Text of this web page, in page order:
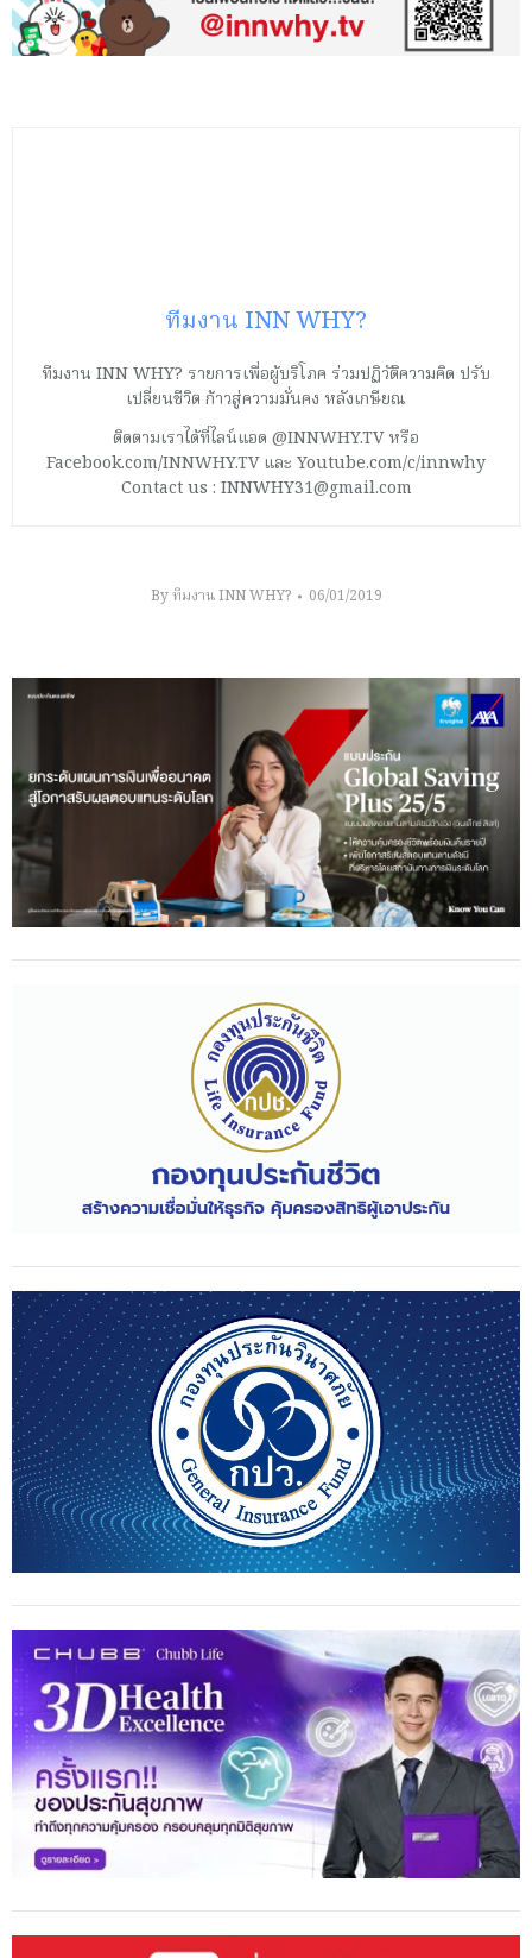
ทีมงาน INN WHY?
ทีมงาน INN WHY? รายการเพื่อผู้บริโภค ร่วมปฏิวัติความคิด ปรับ
เปลี่ยนชีวิต ก้าวสู่ความมั่นคง หลังเกษียณ
ติดตามเราได้ที่ไลน์แอด @INNWHY.TV หรือ
Facebook.com/INNWHY.TV และ Youtube.com/c/innwhy
Contact us : INNWHY31@gmail.com
Byทีมงาน INN WHY? 06/01/2019